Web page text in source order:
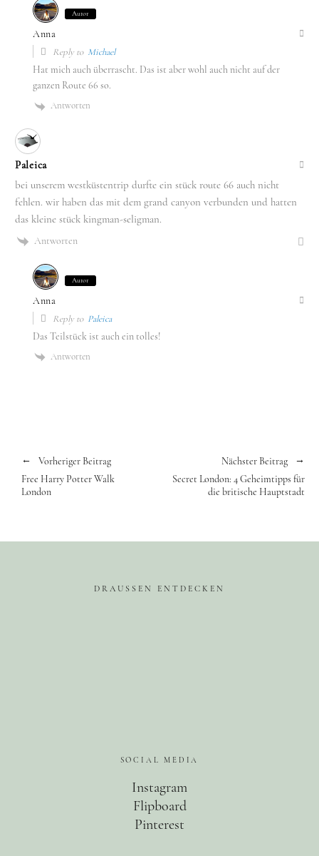
Autor
Anna
Reply to Michael
Hat mich auch überrascht. Das ist aber wohl auch nicht auf der
ganzen Route 66 so.
Antworten
Paleica
bei unserem westküstentrip durfte ein stück route 66 auch nicht
fehlen. wir haben das mit dem grand canyon verbunden und hatten
das kleine stück kingman-seligman.
Antworten
Autor
Anna
Reply to Paleica
Das Teilstück ist auch ein tolles!
Antworten
Vorheriger Beitrag
Free Harry Potter Walk
London
Nächster Beitrag
Secret London: 4 Geheimtipps für
die britische Hauptstadt
DRAUSSEN ENTDECKEN
SOCIAL MEDIA
Instagram
Flipboard
Pinterest